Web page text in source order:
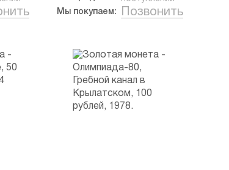
Мы покупаем:
Позвонить